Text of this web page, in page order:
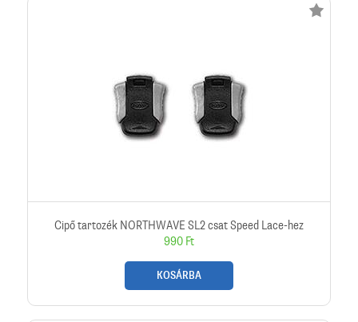
Cipő tartozék NORTHWAVE SL2 csat Speed Lace-hez
990 Ft
KOSÁRBA